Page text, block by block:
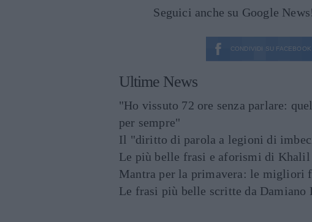
Seguici anche su Google News!
CONDIVIDI SU FACEBOOK
Ultime News
"Ho vissuto 72 ore senza parlare:
per sempre"
Il "diritto di parola a legioni di
Le più belle frasi e aforismi di Khalil
Mantra per la primavera: le migliori
Le frasi più belle scritte da Damiano